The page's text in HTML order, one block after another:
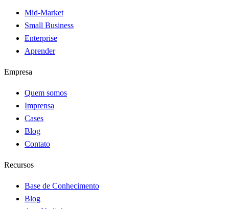
Mid-Market
Small Business
Enterprise
Aprender
Empresa
Quem somos
Imprensa
Cases
Blog
Contato
Recursos
Base de Conhecimento
Blog